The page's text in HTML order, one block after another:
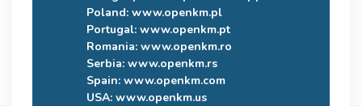
Poland: www.openkm.pl
Portugal: www.openkm.pt
Romania: www.openkm.ro
Serbia: www.openkm.rs
Spain: www.openkm.com
USA: www.openkm.us